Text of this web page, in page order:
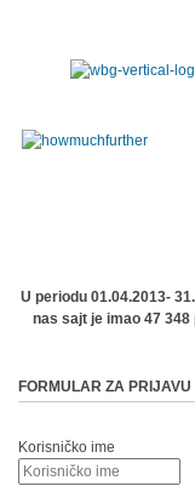
U periodu 01.04.2013-
nas sajt je imao 47 348
FORMULAR ZA PRIJAVU
Korisničko ime